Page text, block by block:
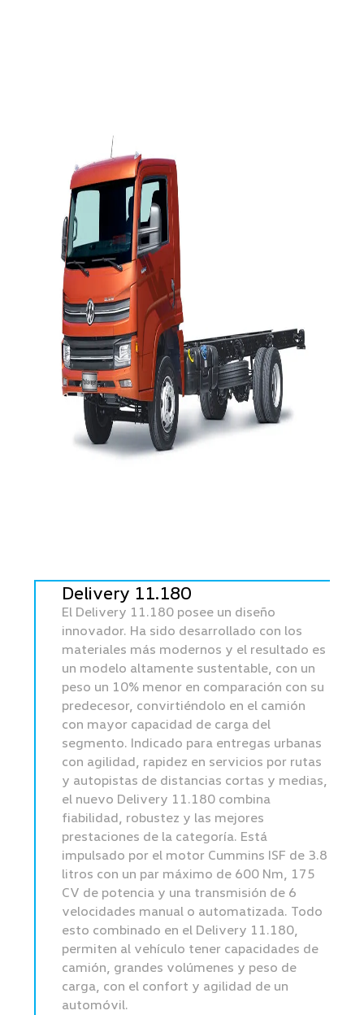
Delivery 11.180
El Delivery 11.180 posee un diseño
innovador. Ha sido desarrollado con los
materiales más modernos y el resultado es
un modelo altamente sustentable, con un
peso un 10% menor en comparación con su
predecesor, convirtiéndolo en el camión
con mayor capacidad de carga del
segmento. Indicado para entregas urbanas
con agilidad, rapidez en servicios por rutas
y autopistas de distancias cortas y medias,
el nuevo Delivery 11.180 combina
fiabilidad, robustez y las mejores
prestaciones de la categoría. Está
impulsado por el motor Cummins ISF de 3.8
litros con un par máximo de 600 Nm, 175
CV de potencia y una transmisión de 6
velocidades manual o automatizada. Todo
esto combinado en el Delivery 11.180,
permiten al vehículo tener capacidades de
camión, grandes volúmenes y peso de
carga, con el confort y agilidad de un
automóvil.